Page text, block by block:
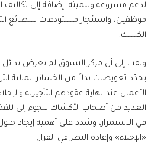
لدعم مشروعه وتنميته، إضافة إلى
موظفين، واستئجار مستودعات للبضائع
الكشك.
ولفت إلى أن مركز التسوق لم يعرض بدائل
يحدّد تعويضات بدلاً من الخسائر المالية
الأعمال عند نهاية عقودهم التأجيرية
العديد من أصحاب الأكشاك للجوء إلى
في الاستمرار، وشدد على أهمية إيجاد
«الإخلاء» وإعادة النظر في القرار.